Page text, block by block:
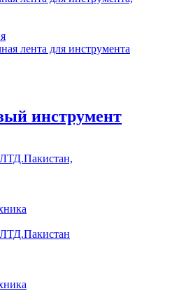
лента для инструмента
инструмент